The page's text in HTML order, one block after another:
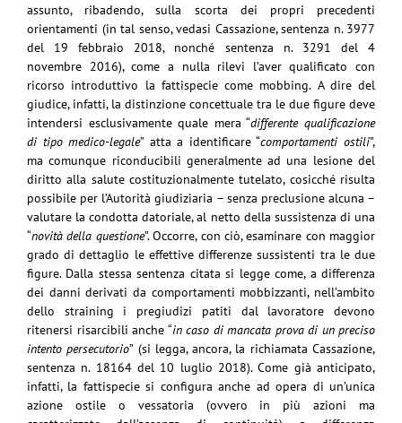
assunto, ribadendo, sulla scorta dei propri precedenti
orientamenti (in tal senso, vedasi Cassazione, sentenza n. 3977
del 19 febbraio 2018, nonché sentenza n. 3291 del 4
novembre 2016), come a nulla rilevi l’aver qualificato con
ricorso introduttivo la fattispecie come mobbing. A dire del
giudice, infatti, la distinzione concettuale tra le due figure deve
intendersi esclusivamente quale mera “differente qualificazione
di tipo medico-legale” atta a identificare “comportamenti ostili”,
ma comunque riconducibili generalmente ad una lesione del
diritto alla salute costituzionalmente tutelato, cosicché risulta
possibile per l’Autorità giudiziaria – senza preclusione alcuna –
valutare la condotta datoriale, al netto della sussistenza di una
“novità della questione”. Occorre, con ciò, esaminare con maggior
grado di dettaglio le effettive differenze sussistenti tra le due
figure. Dalla stessa sentenza citata si legge come, a differenza
dei danni derivati da comportamenti mobbizzanti, nell’ambito
dello straining i pregiudizi patiti dal lavoratore devono
ritenersi risarcibili anche “in caso di mancata prova di un preciso
intento persecutorio” (si legga, ancora, la richiamata Cassazione,
sentenza n. 18164 del 10 luglio 2018). Come già anticipato,
infatti, la fattispecie si configura anche ad opera di un’unica
azione ostile o vessatoria (ovvero in più azioni ma